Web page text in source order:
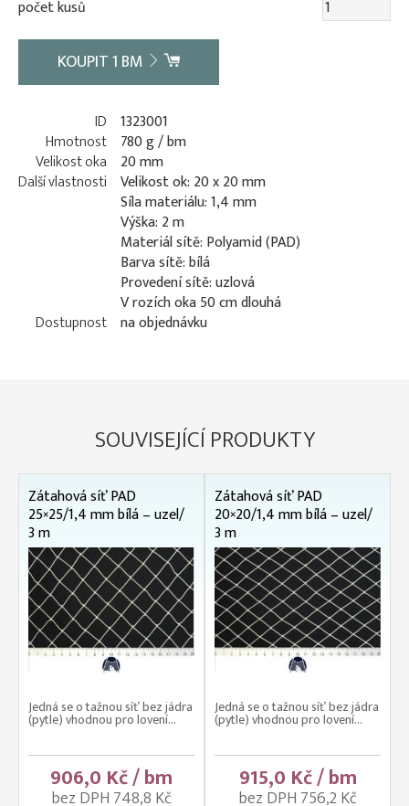
počet kusů
KOUPIT1 BM
ID 1323001
Hmotnost 780 g / bm
Velikost oka
20 mm
Další vlastnosti Velikost ok: 20 x 20 mm
Síla materiálu: 1,4 mm
Výška: 2 m
Materiál sítě: Polyamid (PAD)
Barva sítě: bílá
Provedení sítě: uzlová
V rozích oka 50 cm dlouhá
Dostupnost na objednávku
SOUVISEJÍCÍ PRODUKTY
Zátahová síť PAD
25×25/1,4 mm bílá – uzel/
3 m
Jedná se o tažnou síť bez jádra
(pytle) vhodnou pro lovení...
906,0 Kč / bm
bez DPH 748,8 Kč
Zátahová síť PAD
20×20/1,4 mm bílá – uzel/
3 m
Jedná se o tažnou síť bez jádra
(pytle) vhodnou pro lovení...
915,0 Kč / bm
bez DPH 756,2 Kč